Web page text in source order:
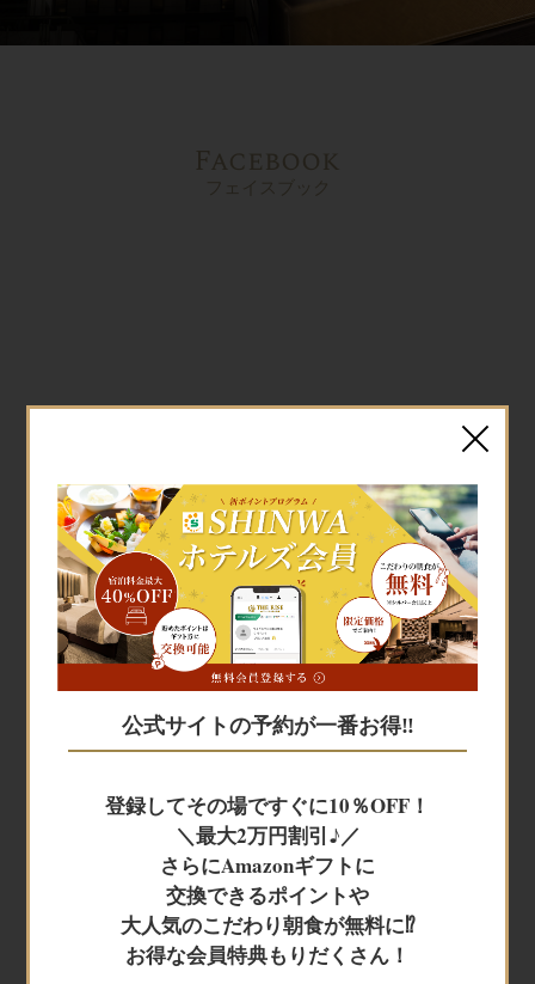
Facebook
フェイスブック
宿泊予約
宿泊予約
レンタカー+宿泊
航空券＋宿泊
公式サイトの予約が一番お得‼
登録してその場ですぐに10％OFF！
＼最大2万円割引♪／
さらにAmazonギフトに
交換できるポイントや
大人気のこだわり朝食が無料に⁉
お得な会員特典もりだくさん！